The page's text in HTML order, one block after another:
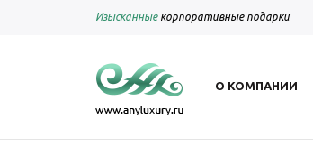
Изысканныекорпоративные подарки
О КОМПАНИИ